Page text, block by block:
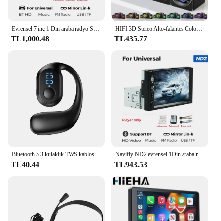
TL1,000.48
HIFI 3D Stereo Alto-falantes Coloridos LED Luz Pesada AUX USB Com Fio Sem Fio Bluetooth Áudio ev sineması Surround Som Bar TV
TL435.77
TL40.44
Navifly ND2 evrensel 1Din araba radyo Stereo 7 inç HD dokunmatik ekran multimedya oynatıcı BT Autoaudio FM alıcı ayna bağlantı monitör
TL943.53